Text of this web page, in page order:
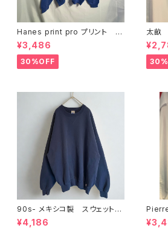
Hanes print pro プリント ス
ウェット L ブルー
¥3,486
30%OFF
太畝
ト ブ
90s- メキシコ製 スウェット
Russel Athletic ネイビー
¥4,186
コー